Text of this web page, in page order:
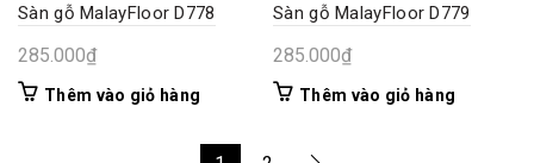
Sàn gỗ MalayFloor D778
285.000₫
Thêm vào giỏ hàng
Sàn gỗ MalayFloor D779
285.000₫
Thêm vào giỏ hàng